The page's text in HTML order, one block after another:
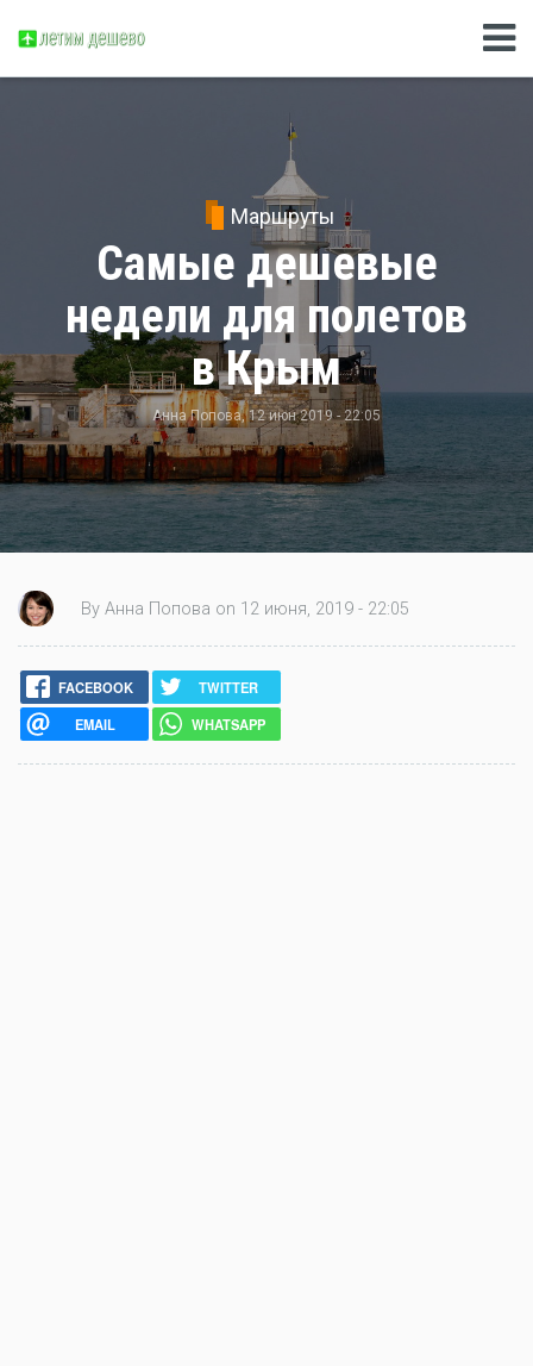
Маршруты
Самые дешевые
недели для полетов
в Крым
Анна Попова, 12 июн 2019 - 22:05
By Анна Попова on 12 июня, 2019 - 22:05
FACEBOOK
TWITTER
EMAIL
WHATSAPP